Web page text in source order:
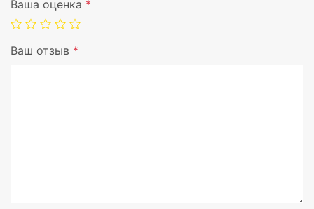
Ваша оценка *
Ваш отзыв *